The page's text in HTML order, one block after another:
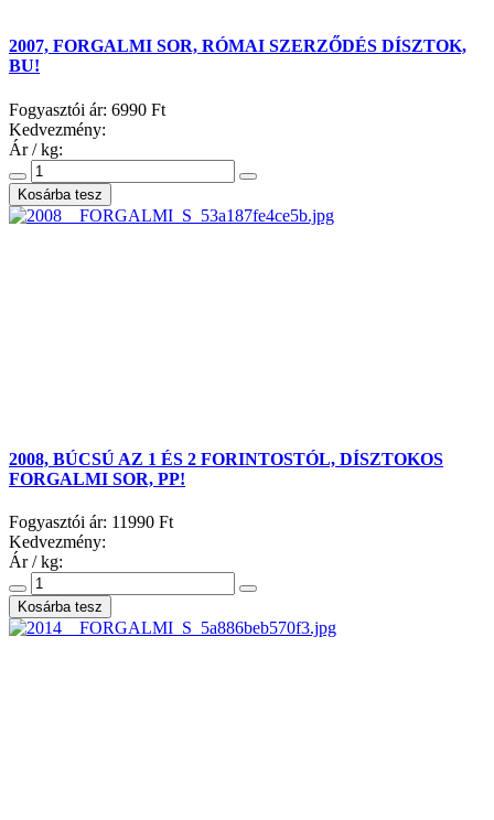
2007, FORGALMI SOR, RÓMAI SZERZŐDÉS DÍSZTOK,
BU!
Fogyasztói ár: 6990 Ft
Kedvezmény:
Ár / kg:
2008, BÚCSÚ AZ 1 ÉS 2 FORINTOSTÓL, DÍSZTOKOS
FORGALMI SOR, PP!
Fogyasztói ár: 11990 Ft
Kedvezmény:
Ár / kg: